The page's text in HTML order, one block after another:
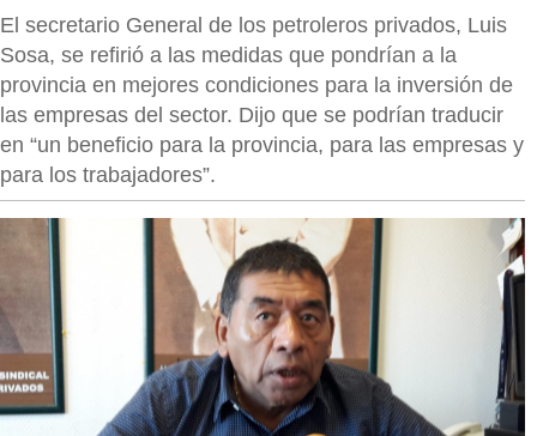
El secretario General de los petroleros privados, Luis
Sosa, se refirió a las medidas que pondrían a la
provincia en mejores condiciones para la inversión de
las empresas del sector. Dijo que se podrían traducir
en “un beneficio para la provincia, para las empresas y
para los trabajadores”.